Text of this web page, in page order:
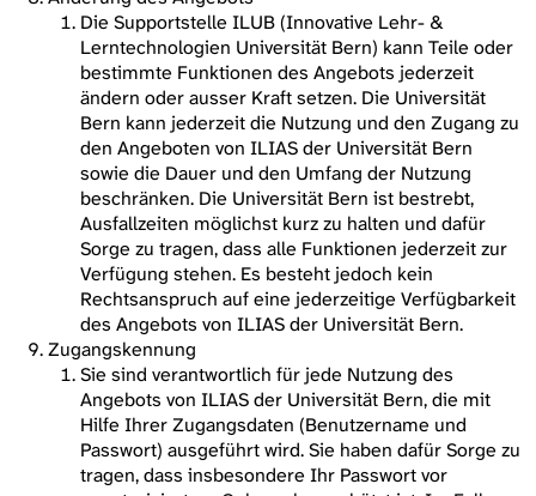
Die Supportstelle ILUB (Innovative Lehr- &
Lerntechnologien Universität Bern) kann Teile oder
bestimmte Funktionen des Angebots jederzeit
ändern oder ausser Kraft setzen. Die Universität
Bern kann jederzeit die Nutzung und den Zugang zu
den Angeboten von ILIAS der Universität Bern
sowie die Dauer und den Umfang der Nutzung
beschränken. Die Universität Bern ist bestrebt,
Ausfallzeiten möglichst kurz zu halten und dafür
Sorge zu tragen, dass alle Funktionen jederzeit zur
Verfügung stehen. Es besteht jedoch kein
Rechtsanspruch auf eine jederzeitige Verfügbarkeit
des Angebots von ILIAS der Universität Bern.
Zugangskennung
Sie sind verantwortlich für jede Nutzung des
Angebots von ILIAS der Universität Bern, die mit
Hilfe Ihrer Zugangsdaten (Benutzername und
Passwort) ausgeführt wird. Sie haben dafür Sorge zu
tragen, dass insbesondere Ihr Passwort vor